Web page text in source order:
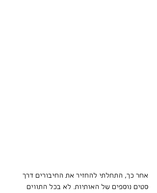
אחר כך, התחלתי להחזיר את החיבורים דרך
סטים נוספים של האותיות. לא בכל התווים